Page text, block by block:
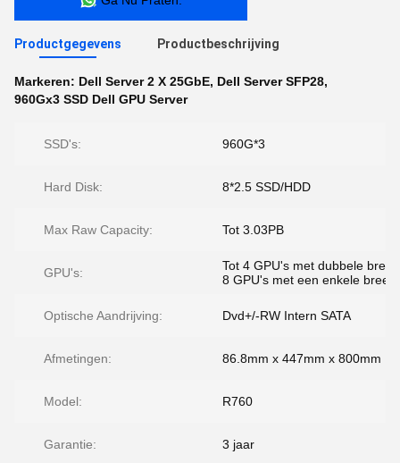
Productgegevens Productbeschrijving
Markeren: Dell Server 2 X 25GbE, Dell Server SFP28,
960Gx3 SSD Dell GPU Server
SSD's: 960G*3
Hard Disk: 8*2.5 SSD/HDD
Max Raw Capacity: Tot 3.03PB
GPU's:
Tot 4 GPU's met dubbele
8 GPU's met een enkele
Optische Aandrijving: Dvd+/-RW Intern SATA
Afmetingen: 86.8mm x 447mm x 800mm
Model: R760
Garantie: 3 jaar